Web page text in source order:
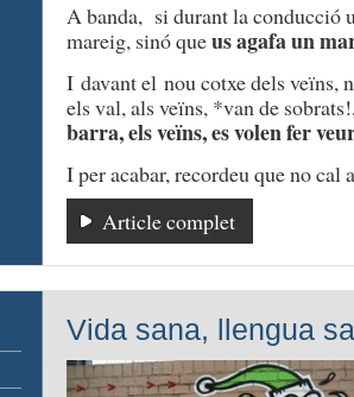
A banda, si durant la conducció
mareig, sinó queus agafa un
I davant el nou cotxe dels veïns,
els val, als veïns, *van de
barra, els veïns, es volen fer
I per acabar, recordeu que no cal
Article complet
Vida sana, llengua